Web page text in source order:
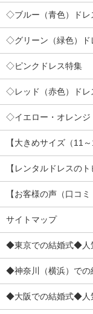
◇ブルー（青色）ドレ
◇グリーン（緑色）ド
◇ピンクドレス特集
◇レッド（赤色）ドレ
◇イエロー・オレンジ
【大きめサイズ（11
【レンタルドレスのト
【お客様の声（口コミ
サイトマップ
◆東京での結婚式◆人
◆神奈川（横浜）での
◆大阪での結婚式◆人